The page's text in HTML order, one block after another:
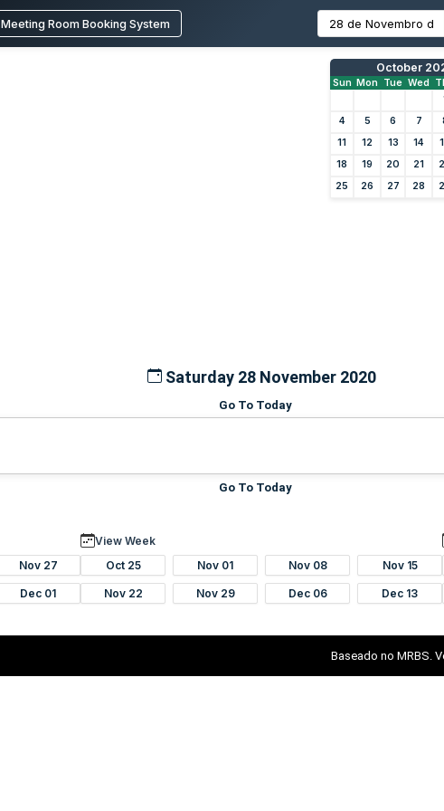
Meeting Room Booking System
October
Sun Mon Tue Wed
4
5 6 7
11
12 13 14
18
19 20 21
25
26 27 28
Saturday 28 November 2020
Go To Today
Go To Today
Nov 27
Dec 01
View Week
Oct 25
Nov 01 Nov 08 Nov 15
Nov 22 Nov 29 Dec 06 Dec 13
Baseado no MRBS.